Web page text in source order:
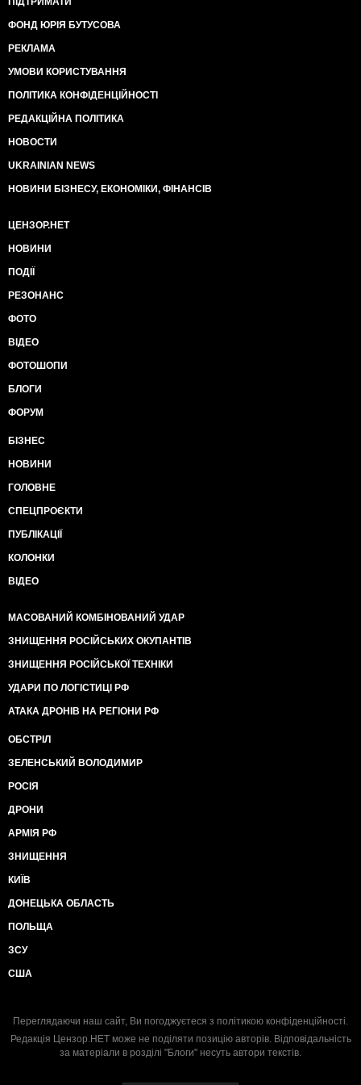
ФОНД ЮРІЯ БУТУСОВА
РЕКЛАМА
УМОВИ КОРИСТУВАННЯ
ПОЛІТИКА КОНФІДЕНЦІЙНОСТІ
РЕДАКЦІЙНА ПОЛІТИКА
НОВОСТИ
UKRAINIAN NEWS
НОВИНИ БІЗНЕСУ, ЕКОНОМІКИ, ФІНАНСІВ
ЦЕНЗОР.НЕТ
НОВИНИ
ПОДІЇ
РЕЗОНАНС
ФОТО
ВІДЕО
ФОТОШОПИ
БЛОГИ
ФОРУМ
БІЗНЕС
НОВИНИ
ГОЛОВНЕ
СПЕЦПРОЄКТИ
ПУБЛІКАЦІЇ
КОЛОНКИ
ВІДЕО
МАСОВАНИЙ КОМБІНОВАНИЙ УДАР
ЗНИЩЕННЯ РОСІЙСЬКИХ ОКУПАНТІВ
ЗНИЩЕННЯ РОСІЙСЬКОЇ ТЕХНІКИ
УДАРИ ПО ЛОГІСТИЦІ РФ
АТАКА ДРОНІВ НА РЕГІОНИ РФ
ОБСТРІЛ
ЗЕЛЕНСЬКИЙ ВОЛОДИМИР
РОСІЯ
ДРОНИ
АРМІЯ РФ
ЗНИЩЕННЯ
КИЇВ
ДОНЕЦЬКА ОБЛАСТЬ
ПОЛЬЩА
ЗСУ
США
Переглядаючи наш сайт, Ви погоджуєтеся з політикою конфіденційності.
Редакція Цензор.НЕТ може не поділяти позицію авторів. Відповідальність
за матеріали в розділі "Блоги" несуть автори текстів.